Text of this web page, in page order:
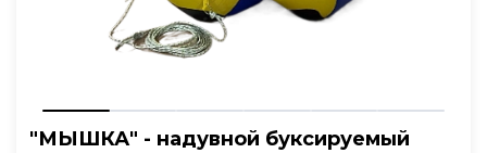
"МЫШКА" - надувной буксируемый